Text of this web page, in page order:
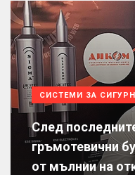
СИСТЕМИ ЗА
След
гръмотевични
от мълнии на